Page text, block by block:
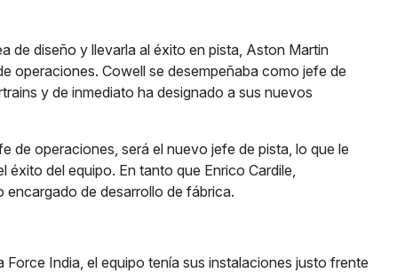
de diseño y llevarla al éxito en pista, Aston Martin
operaciones. Cowell se desempeñaba como jefe de
y de inmediato ha designado a sus nuevos
de operaciones, será el nuevo jefe de pista, lo que le
del equipo. En tanto que Enrico Cardile,
encargado de desarrollo de fábrica.
Force India, el equipo tenía sus instalaciones justo frente